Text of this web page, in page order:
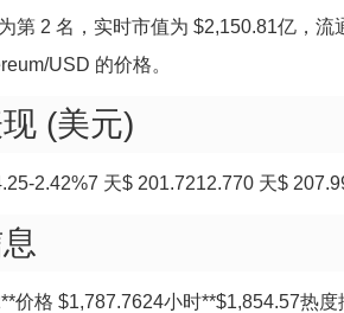
第 2 名，实时市值为 $2,150.81亿，
USD 的价格。
(美元)
2.42%7 天$ 201.7212.770 天$
价格 $1,787.7624小时**$1,854.57热